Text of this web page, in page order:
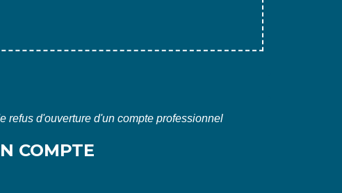
refus d'ouverture d'un compte professionnel
COMPTE